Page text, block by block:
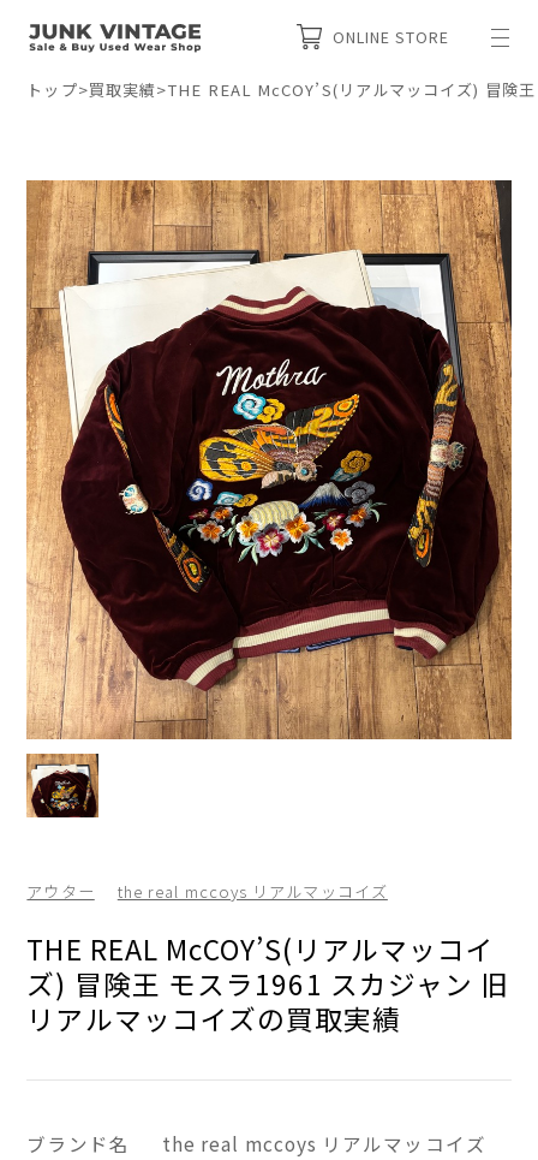
ONLINE STORE
トップ>買取実績>THE REAL McCOY’S(リアルマッコイズ) 冒険
アウター the real mccoys リアルマッコイズ
THE REAL McCOY’S(リアルマッコイ
ズ) 冒険王 モスラ1961 スカジャン 旧
リアルマッコイズの買取実績
ブランド名
the real mccoys リアルマッコイズ